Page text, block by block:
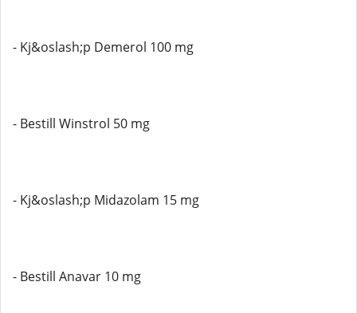
- Kj&oslash;p Demerol 100 mg
- Bestill Winstrol 50 mg
- Kj&oslash;p Midazolam 15 mg
- Bestill Anavar 10 mg